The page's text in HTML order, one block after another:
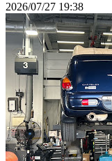
2026/07/27 19:38